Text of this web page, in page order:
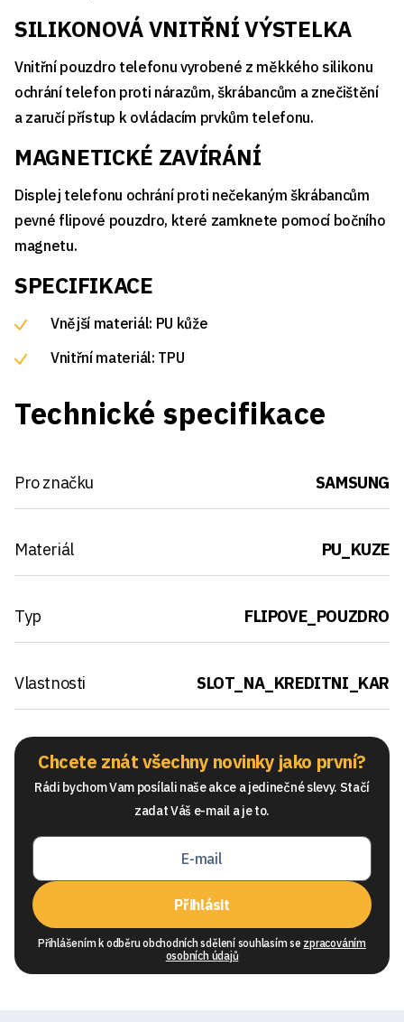
SILIKONOVÁ VNITŘNÍ VÝSTELKA
Vnitřní pouzdro telefonu vyrobené z měkkého silikonu
ochrání telefon proti nárazům, škrábancům a znečištění
a zaručí přístup k ovládacím prvkům telefonu.
MAGNETICKÉ ZAVÍRÁNÍ
Displej telefonu ochrání proti nečekaným škrábancům
pevné flipové pouzdro, které zamknete pomocí bočního
magnetu.
SPECIFIKACE
Vnější materiál: PU kůže
Vnitřní materiál: TPU
Technické specifikace
Pro značku SAMSUNG
Materiál PU_KUZE
Typ FLIPOVE_POUZDRO
Vlastnosti SLOT_NA_KREDITNI_KAR
Chcete znát všechny novinky jako první?
Rádi bychom Vam posílali naše akce a jedinečné slevy. Stačí
zadat Váš e-mail a je to.
Přihlásit
Přihlášením k odběru obchodních sdělení souhlasím se zpracováním
osobních údajů